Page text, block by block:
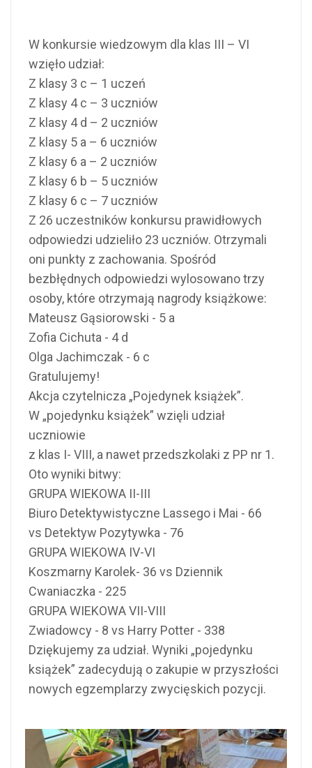
W konkursie wiedzowym dla klas III – VI
wzięło udział:
Z klasy 3 c – 1 uczeń
Z klasy 4 c – 3 uczniów
Z klasy 4 d – 2 uczniów
Z klasy 5 a – 6 uczniów
Z klasy 6 a – 2 uczniów
Z klasy 6 b – 5 uczniów
Z klasy 6 c – 7 uczniów
Z 26 uczestników konkursu prawidłowych
odpowiedzi udzieliło 23 uczniów. Otrzymali
oni punkty z zachowania. Spośród
bezbłędnych odpowiedzi wylosowano trzy
osoby, które otrzymają nagrody książkowe:
Mateusz Gąsiorowski - 5 a
Zofia Cichuta - 4 d
Olga Jachimczak - 6 c
Gratulujemy!
Akcja czytelnicza „Pojedynek książek”.
W „pojedynku książek” wzięli udział
uczniowie
z klas I- VIII, a nawet przedszkolaki z PP nr 1.
Oto wyniki bitwy:
GRUPA WIEKOWA II-III
Biuro Detektywistyczne Lassego i Mai - 66
vs Detektyw Pozytywka - 76
GRUPA WIEKOWA IV-VI
Koszmarny Karolek- 36 vs Dziennik
Cwaniaczka - 225
GRUPA WIEKOWA VII-VIII
Zwiadowcy - 8 vs Harry Potter - 338
Dziękujemy za udział. Wyniki „pojedynku
książek” zadecydują o zakupie w przyszłości
nowych egzemplarzy zwycięskich pozycji.